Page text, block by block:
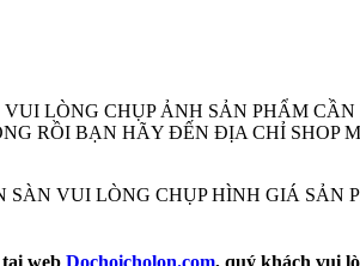
LÒNG CHỤP ẢNH SẢN PHẨM
RỒI BẠN HÃY ĐẾN ĐỊA CHỈ SHOP
VUI LÒNG CHỤP HÌNH GIÁ
web Dochoicholon.com, quý khách vui